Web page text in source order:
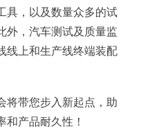
具，以及数量众多的试
外，汽车测试及质量监
线上和生产线终端装配
将带您步入新起点，助
产品耐久性！